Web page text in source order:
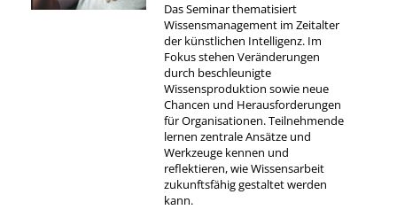
Das Seminar thematisiert
Wissensmanagement im Zeitalter
der künstlichen Intelligenz. Im
Fokus stehen Veränderungen
durch beschleunigte
Wissensproduktion sowie neue
Chancen und Herausforderungen
für Organisationen. Teilnehmende
lernen zentrale Ansätze und
Werkzeuge kennen und
reflektieren, wie Wissensarbeit
zukunftsfähig gestaltet werden
kann.